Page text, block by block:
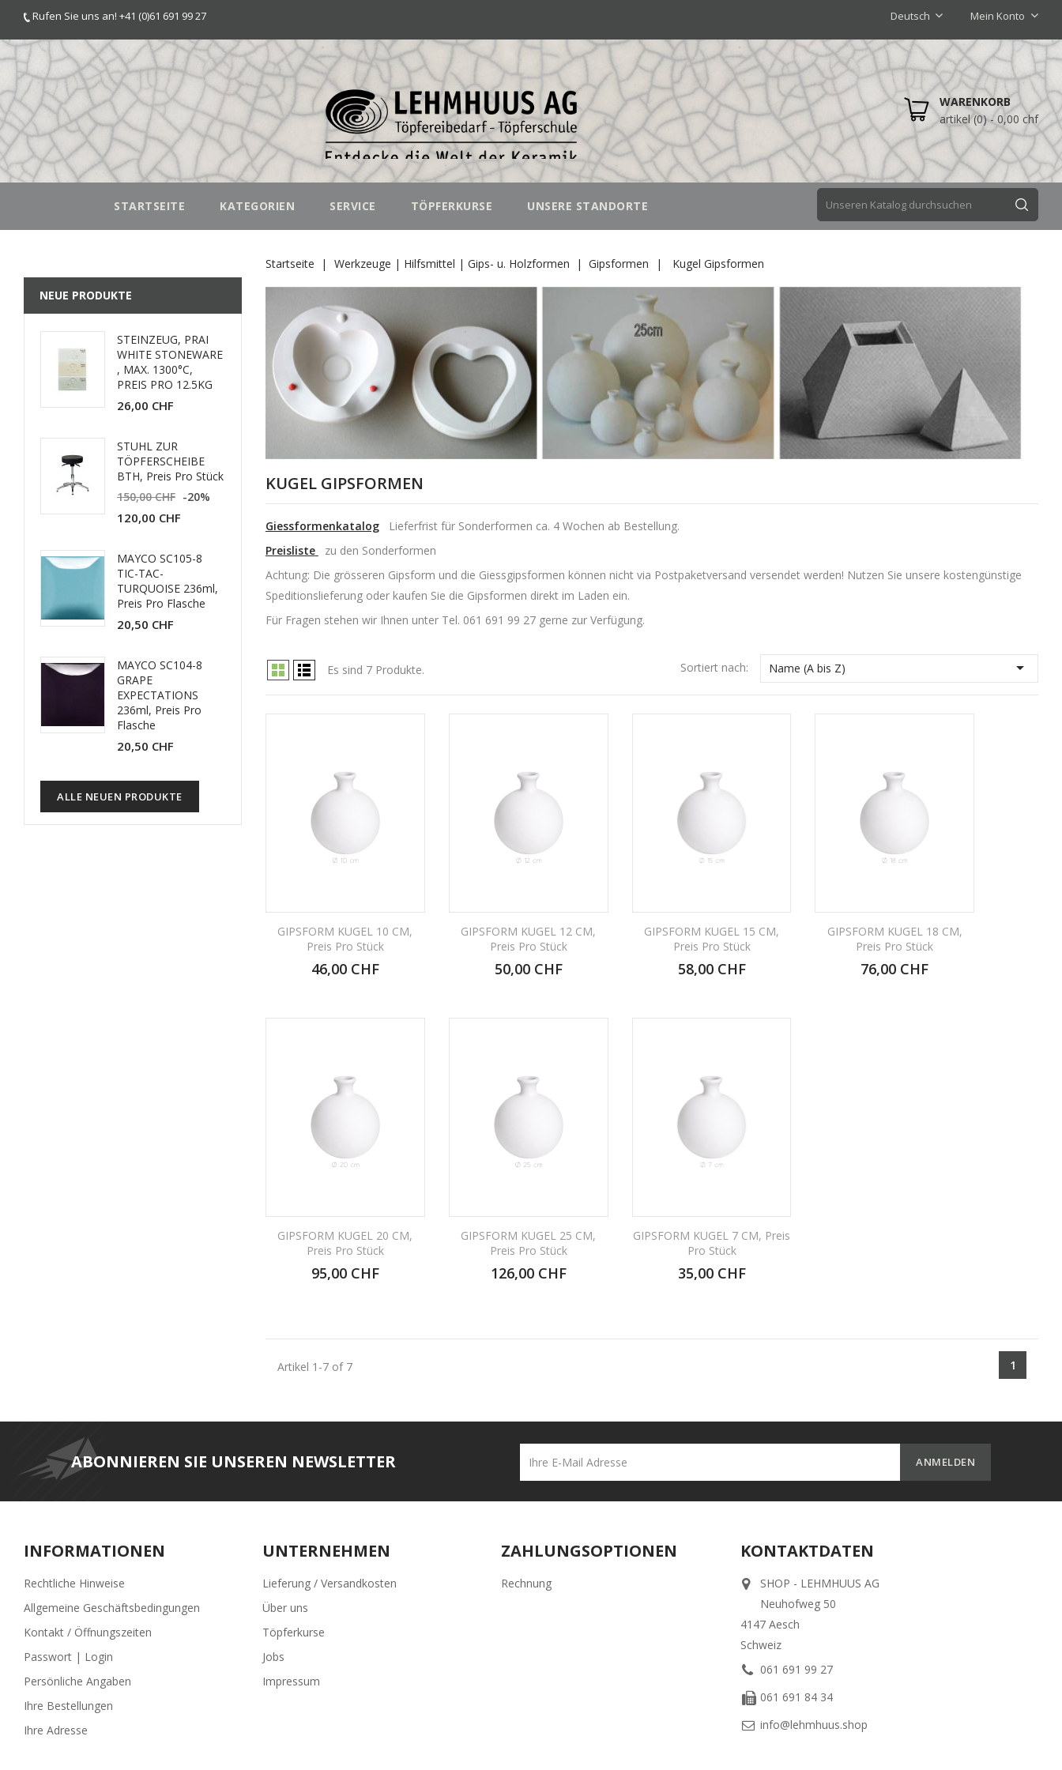
Rufen Sie uns an! +41 (0)61 691 99 27 Deutsch Mein Konto
WARENKORB
artikel (0)- 0,00 chf
STARTSEITE KATEGORIEN SERVICE TÖPFERKURSE UNSERE STANDORTE
NEUE PRODUKTE
STEINZEUG, PRAI
WHITE STONEWARE
, MAX. 1300°C,
PREIS PRO 12.5KG
26,00 CHF
STUHL ZUR
TÖPFERSCHEIBE
BTH, Preis Pro Stück
150,00 CHF -20%
120,00 CHF
MAYCO SC105-8
TIC-TAC-
TURQUOISE 236ml,
Preis Pro Flasche
20,50 CHF
MAYCO SC104-8
GRAPE
EXPECTATIONS
236ml, Preis Pro
Flasche
20,50 CHF
ALLE NEUEN PRODUKTE
Startseite Werkzeuge | Hilfsmittel | Gips- u. Holzformen Gipsformen Kugel Gipsformen
KUGEL GIPSFORMEN
Giessformenkatalog
Lieferfrist für Sonderformen ca. 4 Wochen ab Bestellung.
Preisliste
zu den Sonderformen
Achtung: Die grösseren Gipsform und die Giessgipsformen können nicht via Postpaketversand versendet werden! Nutzen Sie unsere kostengünstige
Speditionslieferung oder kaufen Sie die Gipsformen direkt im Laden ein.
Für Fragen stehen wir Ihnen unter Tel. 061 691 99 27 gerne zur Verfügung.
Es sind 7 Produkte. Sortiert nach: Name (A bis Z) 
GIPSFORM KUGEL 10 CM,
Preis Pro Stück
46,00 CHF
GIPSFORM KUGEL 12 CM,
Preis Pro Stück
50,00 CHF
GIPSFORM KUGEL 15 CM,
Preis Pro Stück
58,00 CHF
GIPSFORM KUGEL 18 CM,
Preis Pro Stück
76,00 CHF
GIPSFORM KUGEL 20 CM,
Preis Pro Stück
95,00 CHF
GIPSFORM KUGEL 25 CM,
Preis Pro Stück
126,00 CHF
GIPSFORM KUGEL 7 CM, Preis
Pro Stück
35,00 CHF
Artikel 1-7 of 7 1
ABONNIEREN SIE UNSEREN NEWSLETTER
INFORMATIONEN
Rechtliche Hinweise
Allgemeine Geschäftsbedingungen
Kontakt / Öffnungszeiten
Passwort | Login
Persönliche Angaben
Ihre Bestellungen
Ihre Adresse
UNTERNEHMEN
Lieferung / Versandkosten
Über uns
Töpferkurse
Jobs
Impressum
ZAHLUNGSOPTIONEN
Rechnung
KONTAKTDATEN
SHOP - LEHMHUUS AG
Neuhofweg 50
4147 Aesch
Schweiz
061 691 99 27
061 691 84 34
info@lehmhuus.shop